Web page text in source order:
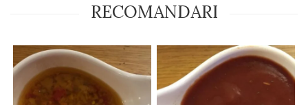
RECOMANDARI